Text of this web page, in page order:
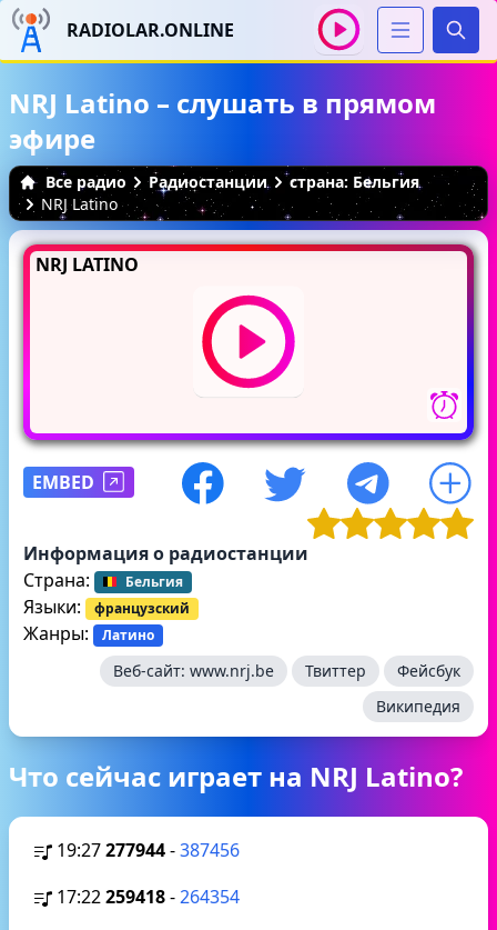
RADIOLAR.ONLINE
NRJ Latino – слушать в прямом
эфире
Все радио Радиостанции
страна: Бельгия
NRJ Latino
NRJ LATINO
EMBED
Информация о радиостанции
Страна:
Бельгия
Языки: французский
Жанры: Латино
Веб-сайт: www.nrj.be Твиттер
Фейсбук
Википедия
Что сейчас играет на NRJ Latino?
19:27277944-387456
17:22259418-264354